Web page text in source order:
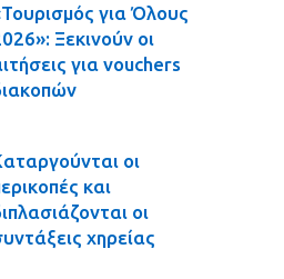
για Όλους
Ξεκινούν οι
για vouchers
οι
και
οι
χηρείας